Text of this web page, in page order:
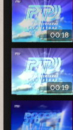
00:18
00:19